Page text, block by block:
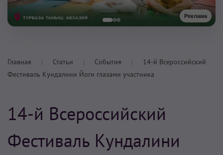
Реклама
Главная Статьи События
14-й Всероссийский
Фестиваль Кундалини Йоги глазами участника
14-й Всероссийский
Фестиваль Кундалини